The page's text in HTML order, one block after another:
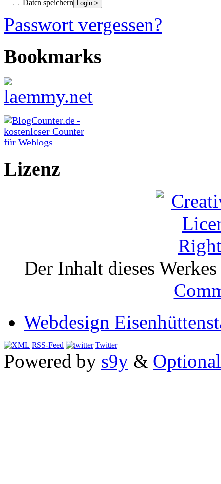
Daten speichern
Passwort vergessen?
Bookmarks
Lizenz
Der Inhalt dieses
Webdesign
RSS-Feed Twitter
Powered by s9y &